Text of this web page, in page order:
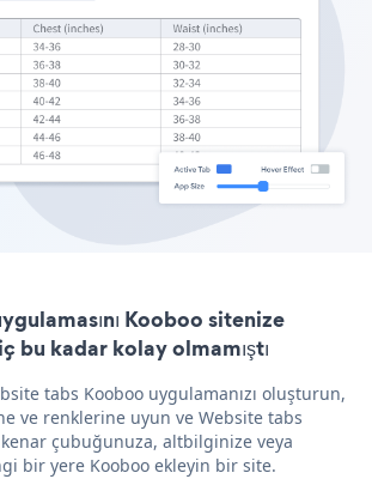
Kooboo sitenize
bu kadar kolay olmamıştı
tabs Kooboo uygulamanızı oluşturun,
ve renklerine uyun ve Website tabs
kenar çubuğunuza, altbilginize veya
bir yere Kooboo ekleyin bir site.